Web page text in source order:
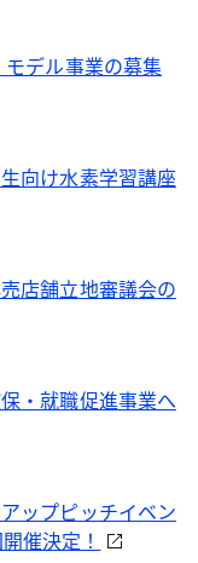
モデル事業の募集
向け水素学習講座
店舗立地審議会の
・就職促進事業へ
ップピッチイベン
催決定！